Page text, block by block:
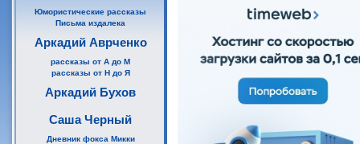
Юмористические рассказы
Письма издалека
Аркадий Аврченко
рассказы от А до М
рассказы от Н до Я
Аркадий Бухов
Саша Черный
Дневник фокса Микки